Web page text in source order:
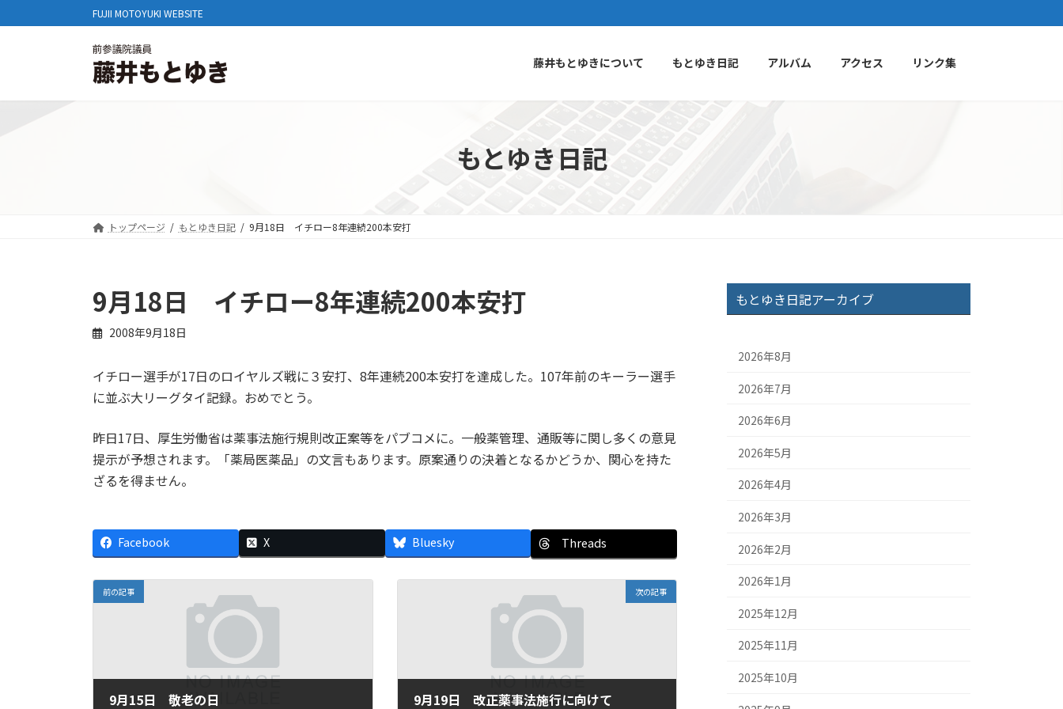
ン
へ
ビ
ョ
FUJII MOTOYUKI WEBSITE
藤井もとゆきについて もとゆき日記 アルバム アクセス リンク集
もとゆき日記
トップページ もとゆき日記 9月18日 イチロー8年連続200本安打
9月18日 イチロー8年連続200本安打
2008年9月18日
イチロー選手が17日のロイヤルズ戦に３安打、8年連続200本安打を達成した。107年前のキーラー選手
に並ぶ大リーグタイ記録。おめでとう。
昨日17日、厚生労働省は薬事法施行規則改正案等をパブコメに。一般薬管理、通販等に関し多くの意見
提示が予想されます。「薬局医薬品」の文言もあります。原案通りの決着となるかどうか、関心を持た
ざるを得ません。
Facebook X Bluesky Threads
前の記事
9月15日 敬老の日
次の記事
9月19日 改正薬事法施行に向けて
もとゆき日記アーカイブ
2026年8月
2026年7月
2026年6月
2026年5月
2026年4月
2026年3月
2026年2月
2026年1月
2025年12月
2025年11月
2025年10月